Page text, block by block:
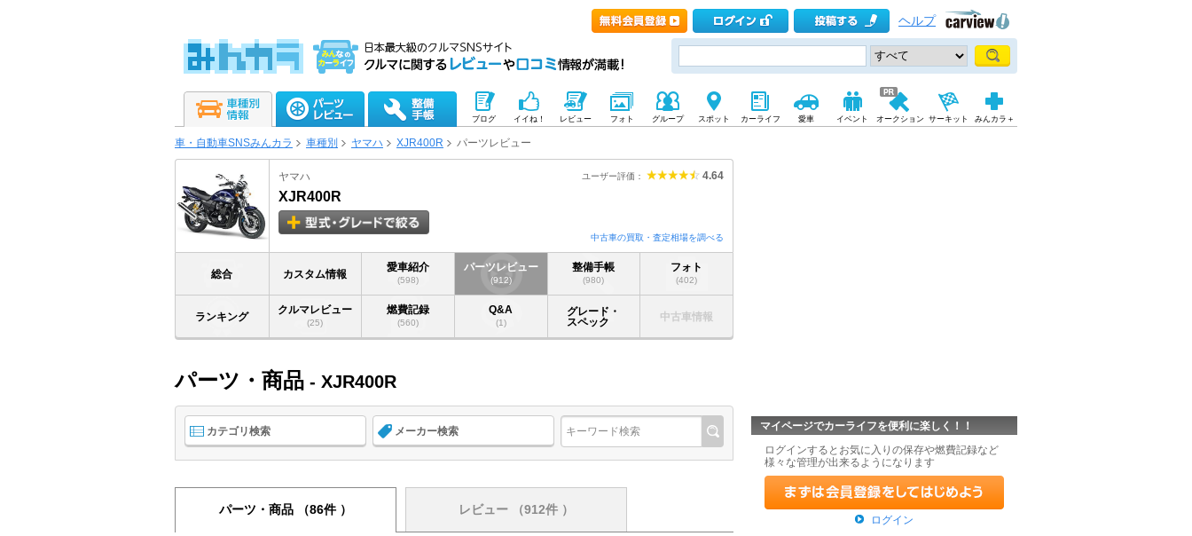
ヘルプ
ブログ イイね！ レビュー フォト グループ スポット カーライフ 愛車 イベント オークション サーキット みんカラ＋
車・自動車SNSみんカラ 車種別 ヤマハ XJR400R パーツレビュー
ユーザー評価： 4.64
ヤマハ
XJR400R
中古車の買取・査定相場を調べる
総合 カスタム情報
愛車紹介
(598)
パーツレビュー
(912)
整備手帳
(980)
フォト
(402)
ランキング
クルマレビュー
(25)
燃費記録
(560)
Q&A
(1)
グレード・
スペック
中古車情報
パーツ・商品 - XJR400R
カテゴリ検索 メーカー検索
パーツ・商品 （86件 ） レビュー （912件 ）
マイページでカーライフを便利に楽しく！！
ログインするとお気に入りの保存や燃費記録など
様々な管理が出来るようになります
ログイン